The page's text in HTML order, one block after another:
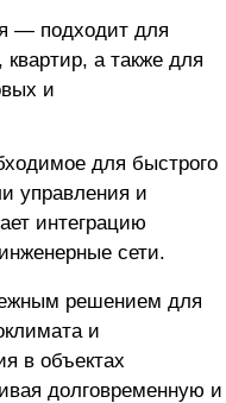
— подходит для
а также для
и
для быстрого
управления и
интеграцию
сети.
решением для
и
в объектах
долговременную и